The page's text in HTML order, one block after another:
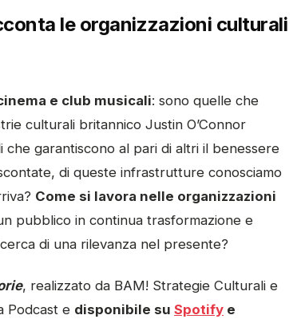
le organizzazioni culturali
e club musicali: sono quelle che
culturali britannico Justin O’Connor
che garantiscono al pari di altri il benessere
di queste infrastrutture conosciamo
Come si lavora nelle organizzazioni
pubblico in continua trasformazione e
di una rilevanza nel presente?
, realizzato da BAM! Strategie Culturali e
Podcast e disponibile su Spotify e